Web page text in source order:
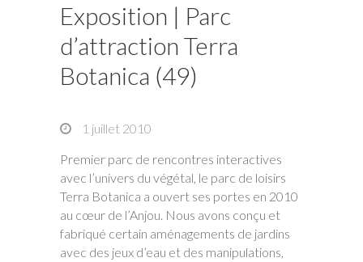
Exposition | Parc
d’attraction Terra
Botanica (49)
1 juillet 2010
Premier parc de rencontres interactives
avec l’univers du végétal, le parc de loisirs
Terra Botanica a ouvert ses portes en 2010
au cœur de l’Anjou. Nous avons conçu et
fabriqué certain aménagements de jardins
avec des jeux d’eau et des manipulations,